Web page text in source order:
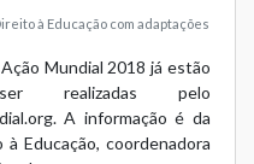
à Educação com adaptações
Mundial 2018 já estão
realizadas pelo
. A informação é da
Educação, coordenadora